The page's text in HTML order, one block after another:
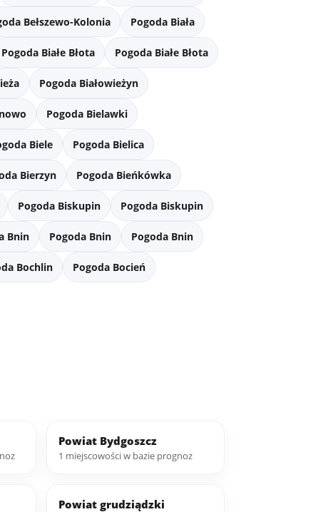
Bełszewo-Kolonia Pogoda Biała
Pogoda Białe Błota Pogoda Białe Błota
Pogoda Białowieżyn
Pogoda Bielawki
Biele Pogoda Bielica
Bierzyn Pogoda Bieńkówka
Pogoda Biskupin Pogoda Biskupin
Bnin Pogoda Bnin Pogoda Bnin
Bochlin Pogoda Bocień
Powiat Bydgoszcz
1 miejscowości w bazie prognoz
Powiat grudziądzki